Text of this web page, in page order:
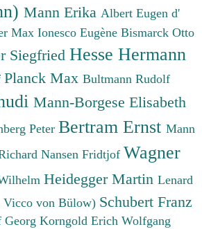
Mann Erika Albert Eugen d'
Max Ionesco Eugène Bismarck Otto
Siegfried Hesse Hermann
Planck Max Bultmann Rudolf
Mann-Borgese Elisabeth
Peter Bertram Ernst Mann
Nansen Fridtjof Wagner
Heidegger Martin Lenard
von Bülow) Schubert Franz
Korngold Erich Wolfgang